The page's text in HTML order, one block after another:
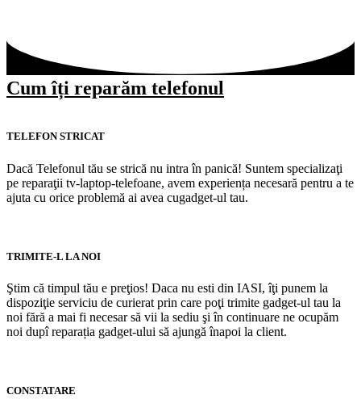
Cum îți reparăm telefonul
TELEFON STRICAT
Dacă Telefonul tău se strică nu intra în panică! Suntem specializaţi
pe reparaţii tv-laptop-telefoane, avem experiența necesară pentru a te
ajuta cu orice problemă ai avea cugadget-ul tau.
TRIMITE-L LA NOI
Ştim că timpul tău e preţios! Daca nu esti din IASI, îţi punem la
dispoziţie serviciu de curierat prin care poţi trimite gadget-ul tau la
noi fără a mai fi necesar să vii la sediu şi în continuare ne ocupăm
noi dupî reparația gadget-ului să ajungă înapoi la client.
CONSTATARE